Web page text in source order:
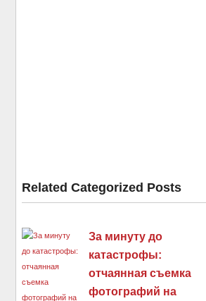
Related Categorized Posts
За минуту до
катастрофы:
отчаянная съемка
фотографий на